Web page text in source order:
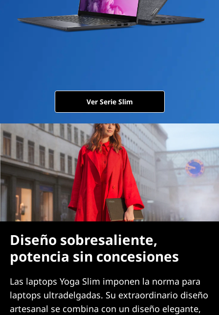
Ver Serie Slim
Diseño sobresaliente,
potencia sin concesiones
Las laptops Yoga Slim imponen la norma para
laptops ultradelgadas. Su extraordinario diseño
artesanal se combina con un diseño elegante,